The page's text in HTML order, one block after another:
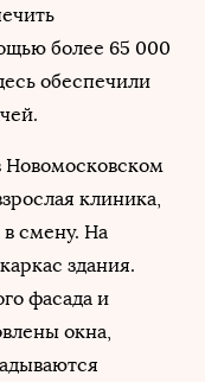
более 65 000
обеспечили
Новомосковском
клиника,
смену. На
здания.
фасада и
окна,